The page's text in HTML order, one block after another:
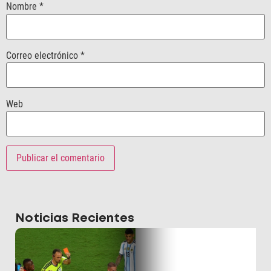
Nombre *
Correo electrónico *
Web
Noticias Recientes